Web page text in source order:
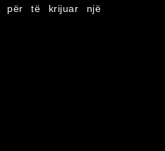
për të krijuar një